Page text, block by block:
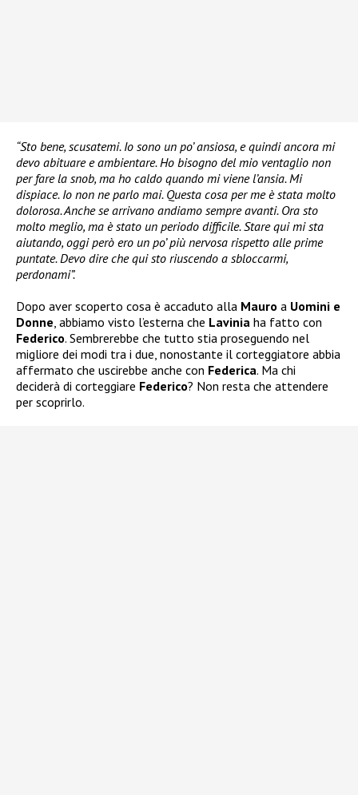
“Sto bene, scusatemi. Io sono un po’ ansiosa, e quindi ancora mi
devo abituare e ambientare. Ho bisogno del mio ventaglio non
per fare la snob, ma ho caldo quando mi viene l’ansia. Mi
dispiace. Io non ne parlo mai. Questa cosa per me è stata molto
dolorosa. Anche se arrivano andiamo sempre avanti. Ora sto
molto meglio, ma è stato un periodo difficile. Stare qui mi sta
aiutando, oggi però ero un po’ più nervosa rispetto alle prime
puntate. Devo dire che qui sto riuscendo a sbloccarmi,
perdonami”.
Dopo aver scoperto cosa è accaduto alla Mauro a Uomini e
Donne, abbiamo visto l’esterna che Lavinia ha fatto con
Federico. Sembrerebbe che tutto stia proseguendo nel
migliore dei modi tra i due, nonostante il corteggiatore abbia
affermato che uscirebbe anche con Federica. Ma chi
deciderà di corteggiare Federico? Non resta che attendere
per scoprirlo.